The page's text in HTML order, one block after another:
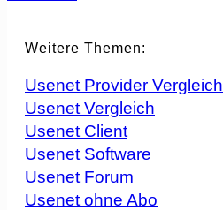
Weitere Themen:
Usenet Provider Vergleich
Usenet Vergleich
Usenet Client
Usenet Software
Usenet Forum
Usenet ohne Abo